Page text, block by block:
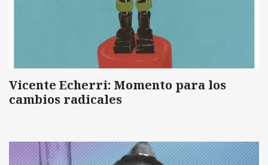
Vicente Echerri: Momento para los
cambios radicales